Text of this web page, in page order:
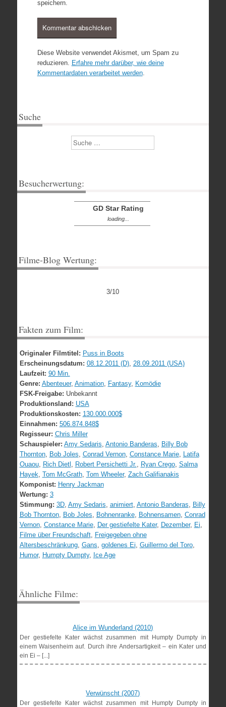
speichern.
Diese Website verwendet Akismet, um Spam zu
reduzieren. Erfahre mehr darüber, wie deine
Kommentardaten verarbeitet werden.
Suche
Suchen
Besucherwertung:
GD Star Rating
loading...
Filme-Blog Wertung:
3/10
Fakten zum Film:
Originaler Filmtitel: Puss in Boots
Erscheinungsdatum: 08.12.2011 (D), 28.09.2011 (USA)
Laufzeit: 90 Min.
Genre: Abenteuer, Animation, Fantasy, Komödie
FSK-Freigabe: Unbekannt
Produktionsland: USA
Produktionskosten: 130.000.000$
Einnahmen: 506.874.848$
Regisseur: Chris Miller
Schauspieler: Amy Sedaris, Antonio Banderas, Billy Bob
Thornton, Bob Joles, Conrad Vernon, Constance Marie, Latifa
Ouaou, Rich Dietl , Robert Persichetti Jr., Ryan Crego, Salma
Hayek, Tom McGrath, Tom Wheeler, Zach Galifianakis
Komponist: Henry Jackman
Wertung: 3
Stimmung: 3D, Amy Sedaris, animiert, Antonio Banderas, Billy
Bob Thornton, Bob Joles, Bohnenranke, Bohnensamen, Conrad
Vernon, Constance Marie, Der gestiefelte Kater, Dezember, Ei,
Filme über Freundschaft, Freigegeben ohne
Altersbeschränkung, Gans, goldenes Ei, Guillermo del Toro,
Humor, Humpty Dumpty, Ice Age
Ähnliche Filme:
Alice im Wunderland (2010)
Der gestiefelte Kater wächst zusammen mit Humpty Dumpty in
einem Waisenheim auf. Durch ihre Andersartigkeit – ein Kater und
ein Ei – [...]
Verwünscht (2007)
Der gestiefelte Kater wächst zusammen mit Humpty Dumpty in